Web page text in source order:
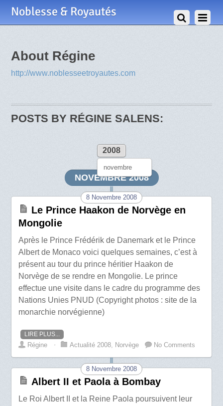
Noblesse & Royautés
About Régine
http://www.noblesseetroyautes.com
POSTS BY RÉGINE SALENS:
2008
novembre
NOVEMBRE 2008
8 Novembre 2008
Le Prince Haakon de Norvège en
Mongolie
Après le Prince Frédérik de Danemark et le Prince
Albert de Monaco voici quelques semaines, c’est à
présent au tour du prince héritier Haakon de
Norvège de se rendre en Mongolie. Le prince
effectue une visite dans le cadre du programme des
Nations Unies PNUD (Copyright photos : site de la
monarchie norvégienne)
LIRE PLUS...
Régine ⋅ Actualité 2008, Norvège No Comments
8 Novembre 2008
Albert II et Paola à Bombay
Le Roi Albert II et la Reine Paola poursuivent leur